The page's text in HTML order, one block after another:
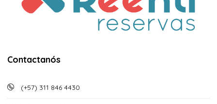
Contactanós
(+57) 311 846 4430